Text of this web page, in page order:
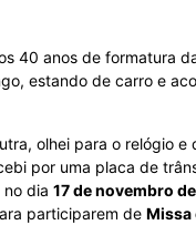
40 anos de formatura
estando de carro e
olhei para o relógio
por uma placa de
dia 17 de novembro
participarem de Missa